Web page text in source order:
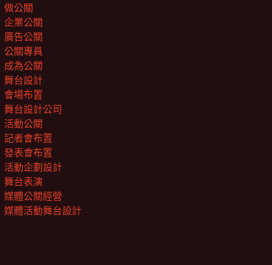
做公關
企業公關
廣告公關
公關專員
成為公關
舞台設計
會場布置
舞台設計公司
活動公關
記者會布置
發表會布置
活動企劃設計
舞台表演
媒體公關經營
媒體活動舞台設計